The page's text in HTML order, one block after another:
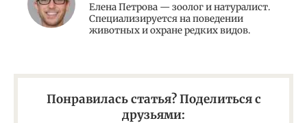
Елена Петрова — зоолог и натуралист.
Специализируется на поведении
животных и охране редких видов.
Понравилась статья? Поделиться с
друзьями: